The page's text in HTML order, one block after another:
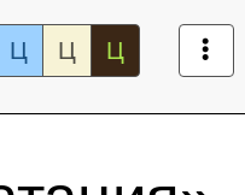
Ц Ц Ц